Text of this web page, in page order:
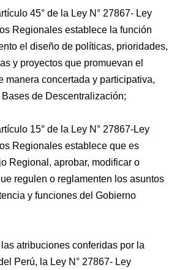
45° de la Ley N° 27867- Ley
Regionales establece la función
el diseño de políticas, prioridades,
y proyectos que promuevan el
manera concertada y participativa,
de Descentralización;
15° de la Ley N° 27867-Ley
Regionales establece que es
Regional, aprobar, modificar o
regulen o reglamenten los asuntos
y funciones del Gobierno
atribuciones conferidas por la
Perú, la Ley N° 27867- Ley